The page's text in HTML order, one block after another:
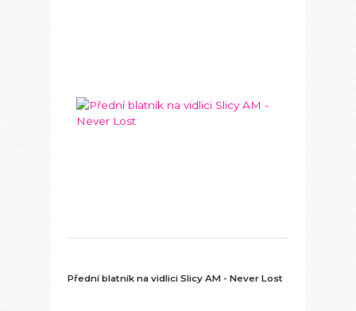
Přední blatník na vidlici Slicy AM - Never Lost